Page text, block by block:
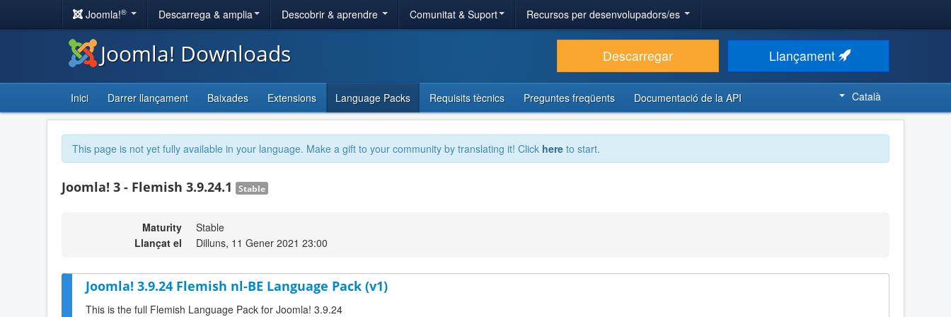
Joomla!® Descarrega & amplia Descobrir & aprendre Comunitat & Suport Recursos per desenvolupadors/es
Joomla! Downloads Descarregar Llançament
Inici Darrer llançament Baixades Extensions Language Packs Requisits tècnics Preguntes freqüents Documentació de la API Català
This page is not yet fully available in your language. Make a gift to your community by translating it! Click here to start.
Joomla! 3 - Flemish 3.9.24.1 Stable
Maturity
Stable
Llançat el
Dilluns, 11 Gener 2021 23:00
Joomla! 3.9.24 Flemish nl-BE Language Pack (v1)
This is the full Flemish Language Pack for Joomla! 3.9.24